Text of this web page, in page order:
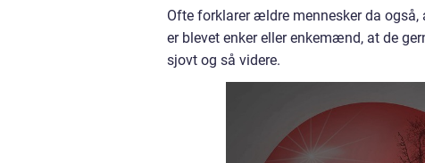
Ofte forklarer ældre mennesker da
er blevet enker eller enkemænd, at de
sjovt og så videre.